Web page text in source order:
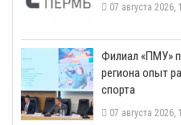
07 августа 2026,
​Филиал «ПМУ»
региона опыт
спорта
07 августа 2026,